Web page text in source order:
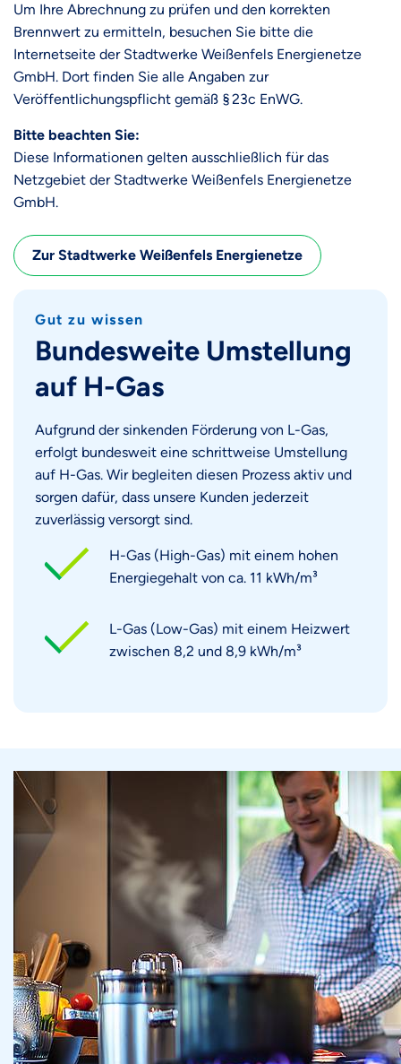
Um Ihre Abrechnung zu prüfen und den korrekten
Brennwert zu ermitteln, besuchen Sie bitte die
Internetseite der Stadtwerke Weißenfels Energienetze
GmbH. Dort finden Sie alle Angaben zur
Veröffentlichungspflicht gemäß § 23c EnWG.
Bitte beachten Sie:
Diese Informationen gelten ausschließlich für das
Netzgebiet der Stadtwerke Weißenfels Energienetze
GmbH.
Zur Stadtwerke Weißenfels Energienetze
Bundesweite Umstellung
auf H-Gas
Gut zu wissen
Aufgrund der sinkenden Förderung von L-Gas,
erfolgt bundesweit eine schrittweise Umstellung
auf H-Gas. Wir begleiten diesen Prozess aktiv und
sorgen dafür, dass unsere Kunden jederzeit
zuverlässig versorgt sind.
H-Gas (High-Gas) mit einem hohen
Energiegehalt von ca. 11 kWh/m³
L-Gas (Low-Gas) mit einem Heizwert
zwischen 8,2 und 8,9 kWh/m³